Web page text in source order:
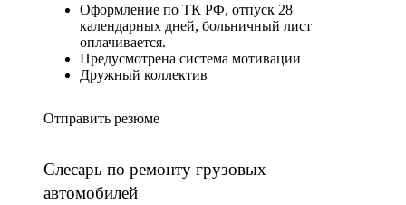
Оформление по ТК РФ, отпуск 28
календарных дней, больничный лист
оплачивается.
Предусмотрена система мотивации
Дружный коллектив
Отправить резюме
Слесарь по ремонту грузовых
автомобилей